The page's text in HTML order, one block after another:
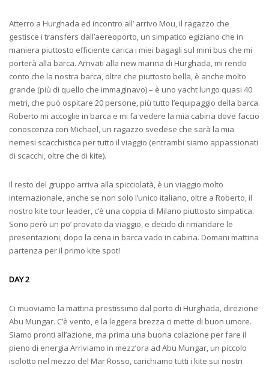
Atterro a Hurghada ed incontro all’ arrivo Mou, il ragazzo che
gestisce i transfers dall’aereoporto, un simpatico egiziano che in
maniera piuttosto efficiente carica i miei bagagli sul mini bus che mi
porterà alla barca. Arrivati alla new marina di Hurghada, mi rendo
conto che la nostra barca, oltre che piuttosto bella, è anche molto
grande (più di quello che immaginavo) – è uno yacht lungo quasi 40
metri, che può ospitare 20 persone, più tutto l’equipaggio della barca.
Roberto mi accoglie in barca e mi fa vedere la mia cabina dove faccio
conoscenza con Michael, un ragazzo svedese che sarà la mia
nemesi scacchistica per tutto il viaggio (entrambi siamo appassionati
di scacchi, oltre che di kite).
Il resto del gruppo arriva alla spicciolatà, è un viaggio molto
internazionale, anche se non solo l’unico italiano, oltre a Roberto, il
nostro kite tour leader, c’è una coppia di Milano piuttosto simpatica.
Sono però un po’ provato da viaggio, e decido di rimandare le
presentazioni, dopo la cena in barca vado in cabina. Domani mattina
partenza per il primo kite spot!
DAY 2
Ci muoviamo la mattina prestissimo dal porto di Hurghada, direzione
Abu Mungar. C’è vento, e la leggera brezza ci mette di buon umore.
Siamo pronti all’azione, ma prima una buona colazione per fare il
pieno di energia Arriviamo in mezz’ora ad Abu Mungar, un piccolo
isolotto nel mezzo del Mar Rosso, carichiamo tutti i kite sui nostri